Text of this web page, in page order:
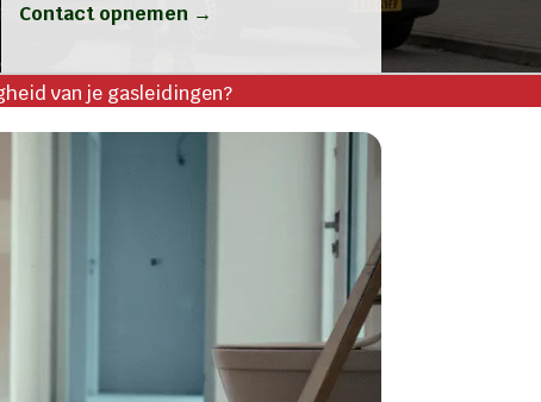
Contact opnemen →
van je gasleidingen?